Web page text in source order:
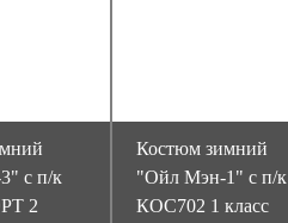
с п/к
2
Костюм зимний
"Ойл Мэн-1" с п/к
КОС702 1 класс